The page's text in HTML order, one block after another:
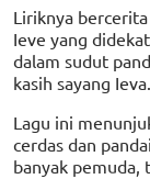
Liriknya
Ieve yang
dalam sudut
kasih sayang Ieva.
Lagu ini
cerdas dan
banyak pemuda,